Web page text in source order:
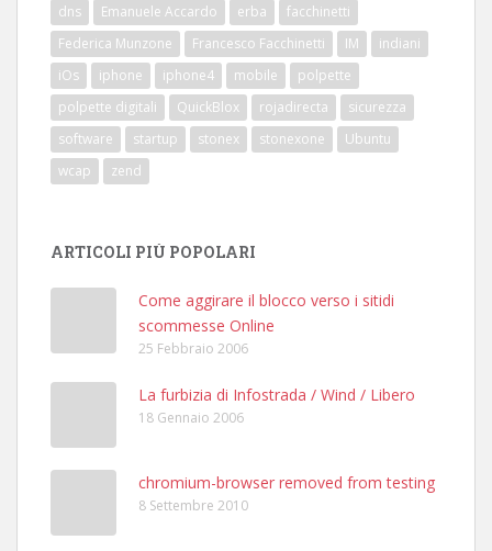
dns
Emanuele Accardo erba
facchinetti
Federica Munzone
Francesco Facchinetti IM
indiani
iOs
iphone iphone4 mobile
polpette
polpette digitali
QuickBlox rojadirecta
sicurezza
software
startup stonex stonexone
Ubuntu
wcap
zend
ARTICOLI PIÙ POPOLARI
Come aggirare il blocco verso i sitidi
scommesse Online
25 Febbraio 2006
La furbizia di Infostrada / Wind / Libero
18 Gennaio 2006
chromium-browser removed from testing
8 Settembre 2010